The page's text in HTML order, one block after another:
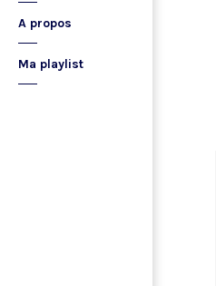
A propos
Ma playlist